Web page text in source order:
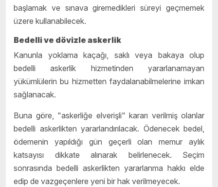
başlamak ve sınava giremedikleri süreyi geçmemek
üzere kullanabilecek.
Bedelli ve dövizle askerlik
Kanunla yoklama kaçağı, saklı veya bakaya olup
bedelli askerlik hizmetinden yararlanamayan
yükümlülerin bu hizmetten faydalanabilmelerine imkan
sağlanacak.
Buna göre, "askerliğe elverişli" kararı verilmiş olanlar
bedelli askerlikten yararlandırılacak. Ödenecek bedel,
ödemenin yapıldığı gün geçerli olan memur aylık
katsayısı dikkate alınarak belirlenecek. Seçim
sonrasında bedelli askerlikten yararlanma hakkı elde
edip de vazgeçenlere yeni bir hak verilmeyecek.